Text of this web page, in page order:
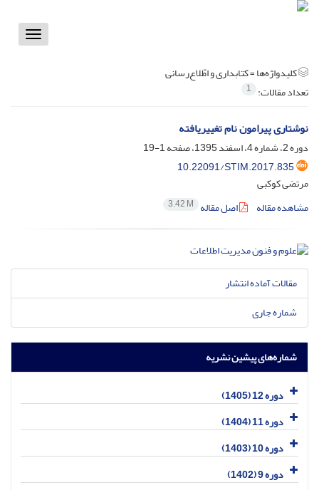
Toggle
کلیدواژه‌ها =کتابداری و اطّلاع‌رسانی
تعداد مقالات: 1
نوشتاری پیرامون نام تغییریافته
دوره 2، شماره 4، اسفند 1395، صفحه
1-19
10.22091/STIM.2017.835
مرتضی کوکبی
مشاهده مقاله
اصل مقاله 3.42 M
مقالات آماده انتشار
شماره جاری
شماره‌های پیشین نشریه
دوره 12 (1405)
دوره 11 (1404)
دوره 10 (1403)
دوره 9 (1402)